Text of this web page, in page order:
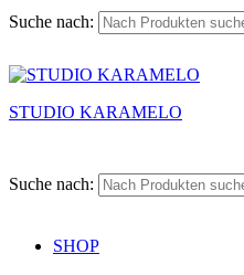
Suche nach:
STUDIO KARAMELO
Suche nach:
SHOP